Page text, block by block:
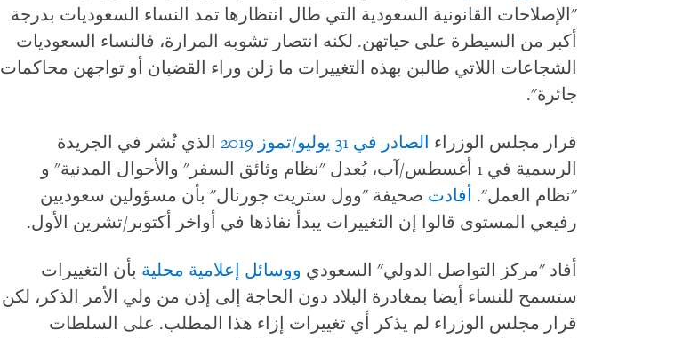
"الإصلاحات القانونية السعودية التي طال انتظارها تمد النساء السعوديات بدرجة
أكبر من السيطرة على حياتهن. لكنه انتصار تشوبه المرارة، فالنساء السعوديات
الشجاعات اللاتي طالبن بهذه التغييرات ما زلن وراء القضبان أو تواجهن محاكمات
جائرة".
قرار مجلس الوزراء الصادر في 31 يوليو/تموز 2019
الذي نُشر في الجريدة
الرسمية في 1 أغسطس/آب، يُعدل "نظام وثائق السفر" والأحوال المدنية" و
"نظام العمل". أفادت صحيفة "وول ستريت جورنال" بأن مسؤولين سعوديين
رفيعي المستوى قالوا إن التغييرات يبدأ نفاذها في أواخر أكتوبر/تشرين الأول.
أفاد "مركز التواصل الدولي" السعودي ووسائل إعلامية محلية بأن التغييرات
ستسمح للنساء أيضا بمغادرة البلاد دون الحاجة إلى إذن من ولي الأمر الذكر، لكن
قرار مجلس الوزراء لم يذكر أي تغييرات إزاء هذا المطلب. على السلطات